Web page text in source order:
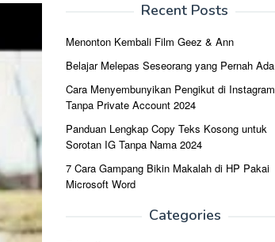
Recent Posts
Menonton Kembali Film Geez & Ann
Belajar Melepas Seseorang yang Pernah Ada
Cara Menyembunyikan Pengikut di Instagram
Tanpa Private Account 2024
Panduan Lengkap Copy Teks Kosong untuk
Sorotan IG Tanpa Nama 2024
7 Cara Gampang Bikin Makalah di HP Pakai
Microsoft Word
Categories